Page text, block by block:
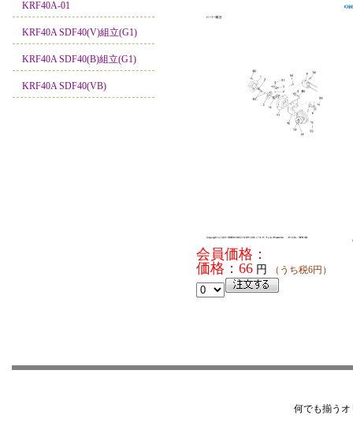
KRF40A-01
KRF40A SDF40(V)組立(G1)
KRF40A SDF40(B)組立(G1)
KRF40A SDF40(VB)
会員価格：
価格：66 円 （うち税6円）
何でも揃う